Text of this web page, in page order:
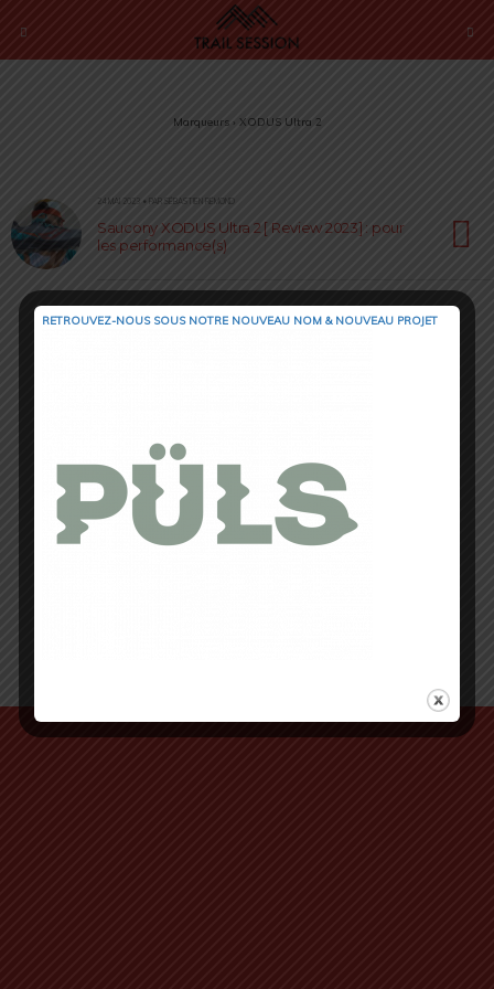
Marqueurs › XODUS Ultra 2
24 MAI 2023 • PAR SÉBASTIEN RÉMOND
Saucony XODUS Ultra 2 [ Review 2023] : pour
les performance(s)
RETROUVEZ-NOUS SOUS NOTRE NOUVEAU NOM & NOUVEAU PROJET